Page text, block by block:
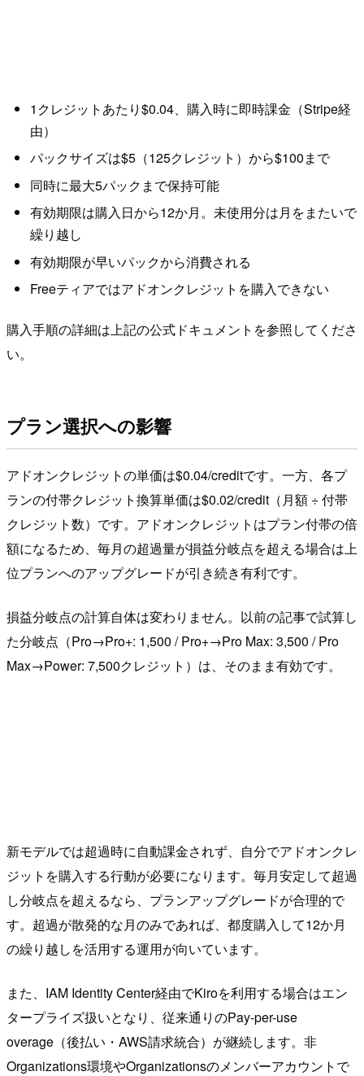
1クレジットあたり$0.04、購入時に即時課金（Stripe経
由）
パックサイズは$5（125クレジット）から$100まで
同時に最大5パックまで保持可能
有効期限は購入日から12か月。未使用分は月をまたいで
繰り越し
有効期限が早いパックから消費される
Freeティアではアドオンクレジットを購入できない
購入手順の詳細は上記の公式ドキュメントを参照してくださ
い。
プラン選択への影響
アドオンクレジットの単価は$0.04/creditです。一方、各プ
ランの付帯クレジット換算単価は$0.02/credit（月額 ÷ 付帯
クレジット数）です。アドオンクレジットはプラン付帯の倍
額になるため、毎月の超過量が損益分岐点を超える場合は上
位プランへのアップグレードが引き続き有利です。
損益分岐点の計算自体は変わりません。以前の記事で試算し
た分岐点（Pro→Pro+: 1,500 / Pro+→Pro Max: 3,500 / Pro
Max→Power: 7,500クレジット）は、そのまま有効です。
新モデルでは超過時に自動課金されず、自分でアドオンクレ
ジットを購入する行動が必要になります。毎月安定して超過
し分岐点を超えるなら、プランアップグレードが合理的で
す。超過が散発的な月のみであれば、都度購入して12か月
の繰り越しを活用する運用が向いています。
また、IAM Identity Center経由でKiroを利用する場合はエン
タープライズ扱いとなり、従来通りのPay-per-use
overage（後払い・AWS請求統合）が継続します。非
Organizations環境やOrganizationsのメンバーアカウントで